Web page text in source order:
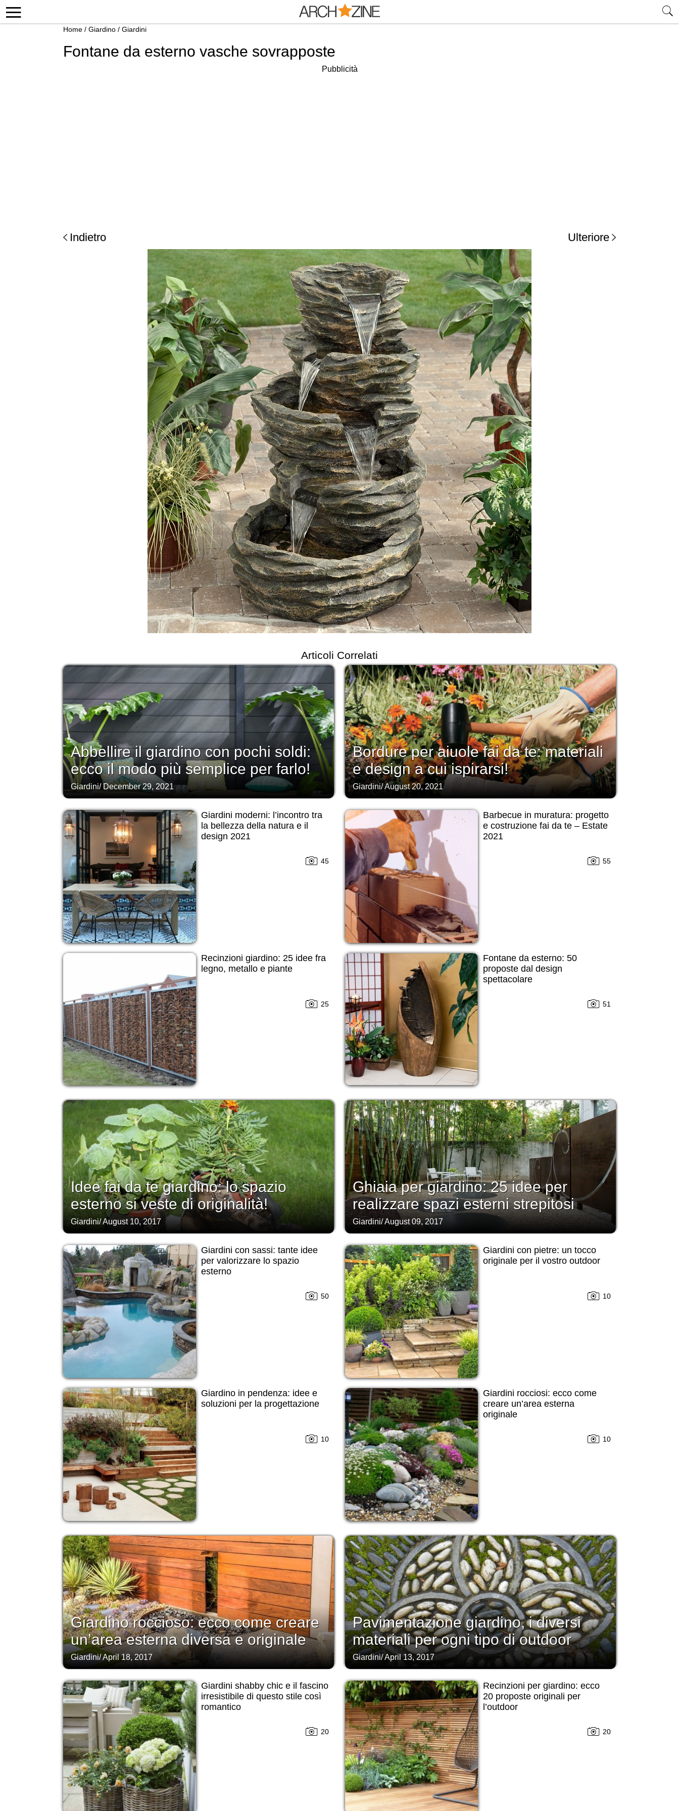
Home / Giardino / Giardini
Fontane da esterno vasche sovrapposte
Pubblicità
Indietro Ulteriore
Articoli Correlati
Abbellire il giardino con pochi soldi:
ecco il modo più semplice per farlo!
Giardini/December 29, 2021
Bordure per aiuole fai da te: materiali
e design a cui ispirarsi!
Giardini/August 20, 2021
Giardini moderni: l’incontro tra
la bellezza della natura e il
design 2021
45
Barbecue in muratura: progetto
e costruzione fai da te – Estate
2021
55
Recinzioni giardino: 25 idee fra
legno, metallo e piante
25
Fontane da esterno: 50
proposte dal design
spettacolare
51
Idee fai da te giardino: lo spazio
esterno si veste di originalità!
Giardini/August 10, 2017
Ghiaia per giardino: 25 idee per
realizzare spazi esterni strepitosi
Giardini/August 09, 2017
Giardini con sassi: tante idee
per valorizzare lo spazio
esterno
50
Giardini con pietre: un tocco
originale per il vostro outdoor
10
Giardino in pendenza: idee e
soluzioni per la progettazione
10
Giardini rocciosi: ecco come
creare un’area esterna
originale
10
Giardino roccioso: ecco come creare
un’area esterna diversa e originale
Giardini/April 18, 2017
Pavimentazione giardino, i diversi
materiali per ogni tipo di outdoor
Giardini/April 13, 2017
Giardini shabby chic e il fascino
irresistibile di questo stile così
romantico
20
Recinzioni per giardino: ecco
20 proposte originali per
l’outdoor
20